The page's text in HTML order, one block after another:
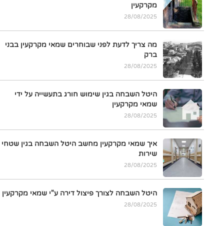
מקרקעין
28/08/2025
מה צריך לדעת לפני שבוחרים שמאי מקרקעין בבני
ברק
28/08/2025
היטל השבחה בגין שימוש חורג בתעשייה על ידי
שמאי מקרקעין
28/08/2025
איך שמאי מקרקעין מחשב היטל השבחה בגין שטחי
שירות
28/08/2025
היטל השבחה לצורך פיצול דירה ע"י שמאי מקרקעין
28/08/2025